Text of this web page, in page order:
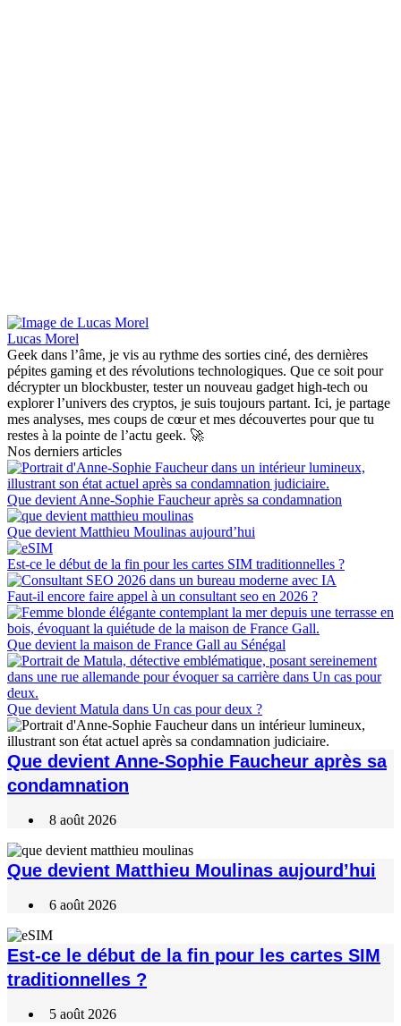
Lucas Morel
Geek dans l’âme, je vis au rythme des sorties ciné, des dernières
pépites gaming et des révolutions technologiques. Que ce soit pour
décrypter un blockbuster, tester un nouveau gadget high-tech ou
explorer l’univers des cryptos, je suis toujours partant. Ici, je partage
mes analyses, mes coups de cœur et mes découvertes pour que tu
restes à la pointe de l’actu geek. 🚀
Nos derniers articles
Que devient Anne-Sophie Faucheur après sa condamnation
Que devient Matthieu Moulinas aujourd’hui
Est-ce le début de la fin pour les cartes SIM traditionnelles ?
Faut-il encore faire appel à un consultant seo en 2026 ?
Que devient la maison de France Gall au Sénégal
Que devient Matula dans Un cas pour deux ?
Que devient Anne-Sophie Faucheur après sa
condamnation
8 août 2026
Que devient Matthieu Moulinas aujourd’hui
6 août 2026
Est-ce le début de la fin pour les cartes SIM
traditionnelles ?
5 août 2026